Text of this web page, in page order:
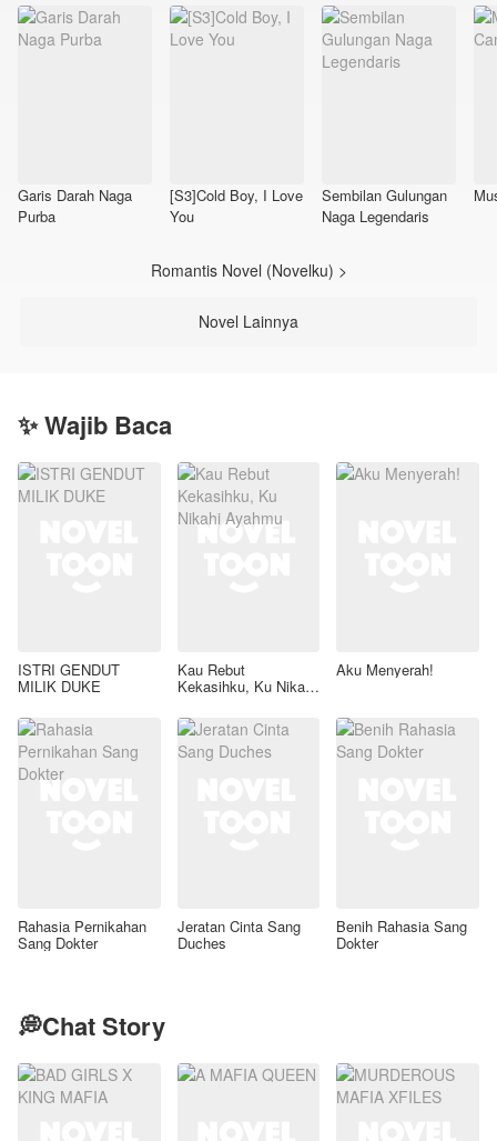
Garis Darah Naga
Purba
[S3]Cold Boy, I Love
You
Sembilan Gulungan
Naga Legendaris
Romantis Novel (Novelku) >
Novel Lainnya
✨ Wajib Baca
ISTRI GENDUT
MILIK DUKE
Kau Rebut
Kekasihku, Ku Nikahi
Aku Menyerah!
Rahasia Pernikahan
Sang Dokter
Jeratan Cinta Sang
Duches
Benih Rahasia Sang
Dokter
💭Chat Story